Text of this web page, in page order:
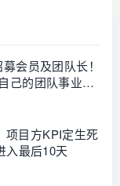
会员及团队长！
己的团队事业，
入
项目方KPI定生死
入最后10天